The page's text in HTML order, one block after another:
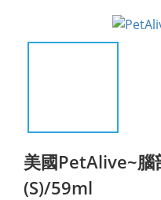
美國PetAlive~腦
(S)/59ml